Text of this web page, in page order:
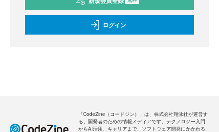
ログイン
「CodeZine（コードジン）」は、株式会社翔泳社が運営す
る、開発者のための情報メディアです。テクノロジー入門
からAI活用、キャリアまで、ソフトウェア開発にかかわる